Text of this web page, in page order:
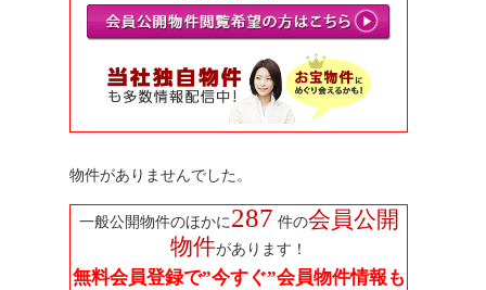
物件がありませんでした。
一般公開物件のほかに287 件の会員公開
物件があります！
無料会員登録で”今すぐ”会員物件情報も